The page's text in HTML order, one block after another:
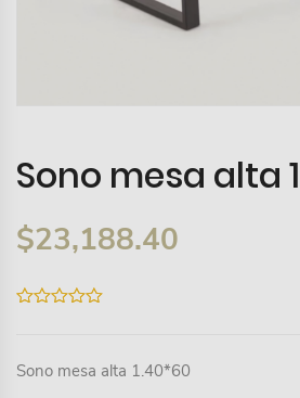
Sono mesa alta
$23,188.40
5
Sono mesa alta 1.40*60